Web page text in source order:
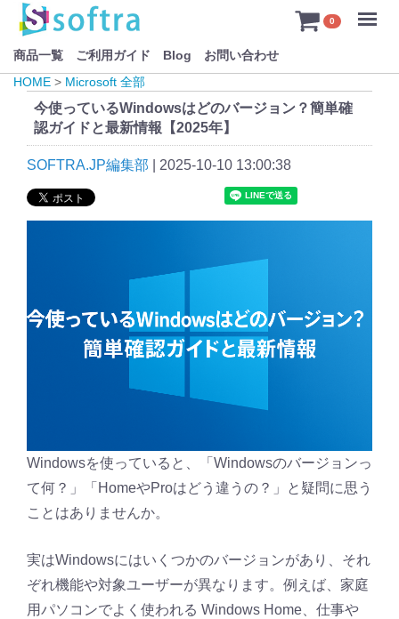
商品一覧 ご利用ガイド Blog お問い合わせ
0
HOME > Microsoft 全部
今使っているWindowsはどのバージョン？簡単確
認ガイドと最新情報【2025年】
SOFTRA.JP編集部 2025-10-10 13:00:38
Windowsを使っていると、「Windowsのバージョンっ
て何？」「HomeやProはどう違うの？」と疑問に思う
ことはありませんか。
実はWindowsにはいくつかのバージョンがあり、それ
ぞれ機能や対象ユーザーが異なります。例えば、家庭
用パソコンでよく使われる Windows Home、仕事や